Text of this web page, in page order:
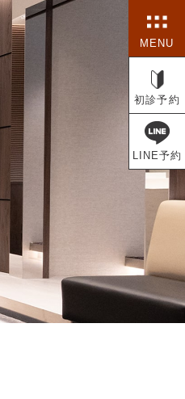
MENU
初診予約
LINE予約